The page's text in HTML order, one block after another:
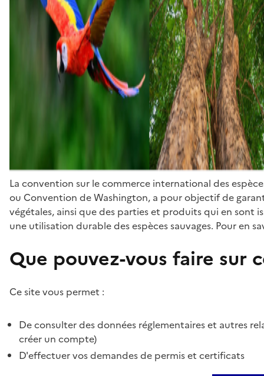
La convention sur le commerce international des
ou Convention de Washington, a pour objectif de
végétales, ainsi que des parties et produits qui en sont
une utilisation durable des espèces sauvages. Pour en
Que pouvez-vous faire sur
Ce site vous permet :
De consulter des données réglementaires et autres
créer un compte)
D'effectuer vos demandes de permis et certificats